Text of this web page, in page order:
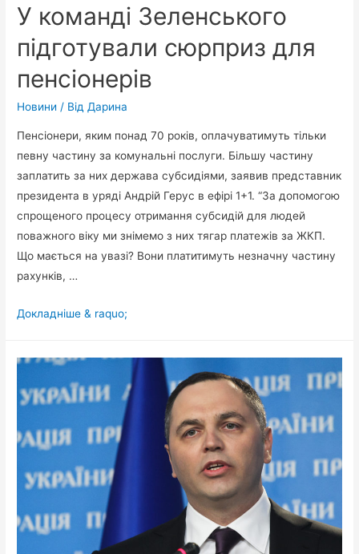
дороги
У команді Зеленського
підготували сюрприз для
пенсіонерів
Новини / Від Дарина
Пенсіонери, яким понад 70 років, оплачуватимуть тільки
певну частину за комунальні послуги. Більшу частину
заплатить за них держава субсидіями, заявив представник
президента в уряді Андрій Герус в ефірі 1+1. “За допомогою
спрощеного процесу отримання субсидій для людей
поважного віку ми знімемо з них тягар платежів за ЖКП.
Що мається на увазі? Вони платитимуть незначну частину
рахунків, …
У
сюрприз
пенсіонерів
Докладніше & raquo;